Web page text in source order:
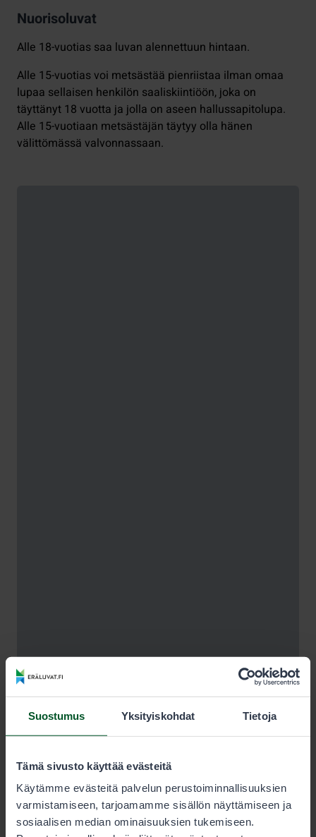
Suostumus Yksityiskohdat Tietoja
Tämä sivusto käyttää evästeitä
Käytämme evästeitä palvelun perustoiminnallisuuksien
varmistamiseen, tarjoamamme sisällön näyttämiseen ja
sosiaalisen median ominaisuuksien tukemiseen.
Nuorisoluvat
Alle 18-vuotias saa luvan alennettuun hintaan.
Alle 15-vuotias voi metsästää pienriistaa ilman omaa
lupaa sellaisen henkilön saaliskiintiöön, joka on
täyttänyt 18 vuotta ja jolla on aseen hallussapitolupa.
Alle 15-vuotiaan metsästäjän täytyy olla hänen
välittömässä valvonnassaan.